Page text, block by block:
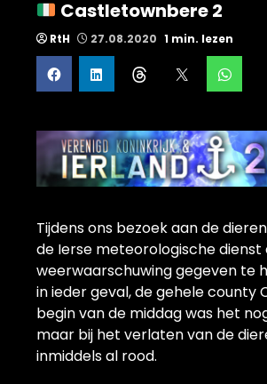
Castletownbere 2
RtH 27.08.2020 1 min. lezen
Tijdens ons bezoek aan de
de Ierse meteorologische dienst
weerwaarschuwing gegeven te
in ieder geval, de gehele county
begin van de middag was het
maar bij het verlaten van de
inmiddels al rood.